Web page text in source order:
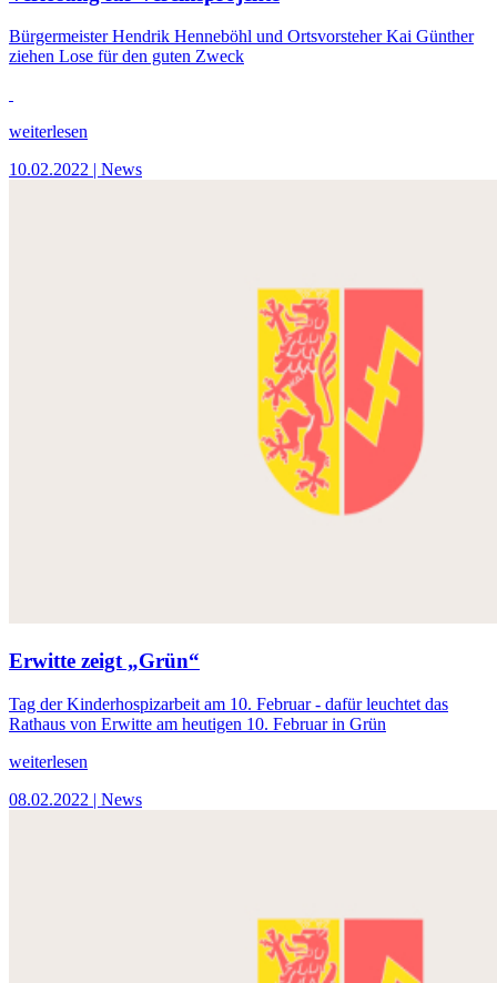
Bürgermeister Hendrik Henneböhl und Ortsvorsteher Kai Günther
ziehen Lose für den guten Zweck
weiterlesen
10.02.2022 | News
Erwitte zeigt „Grün“
Tag der Kinderhospizarbeit am 10. Februar - dafür leuchtet das
Rathaus von Erwitte am heutigen 10. Februar in Grün
weiterlesen
08.02.2022 | News